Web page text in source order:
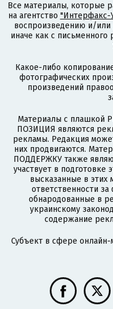
Все материалы, которые
на агентство "Интерфакс-
воспроизведению и/
иначе как с
Какое-либо
фотографических
произведений
Материалы с плашкой
ПОЗИЦИЯ являются
рекламы. Редакция
них продвигаются.
ПОДДЕРЖКУ также
участвует в подготовке
высказанные в этих
ответственности
обнародованные в
украинскому
содержание
Субъект в сфере